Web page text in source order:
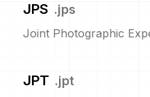
JPS .jps
Joint Photographic
JPT .jpt